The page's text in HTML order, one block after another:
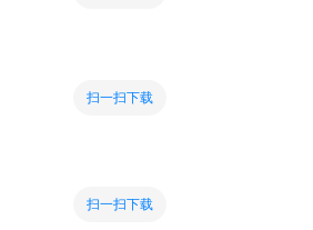
扫一扫下载
扫一扫下载